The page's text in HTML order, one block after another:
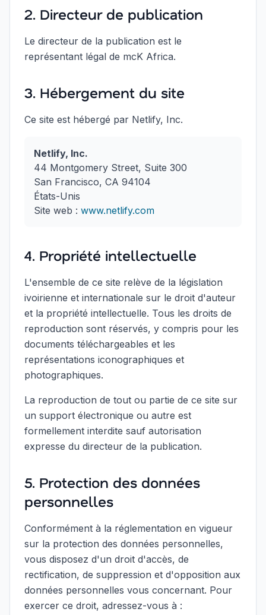
2. Directeur de publication
Le directeur de la publication est le
représentant légal de mcK Africa.
3. Hébergement du site
Ce site est hébergé par Netlify, Inc.
Netlify, Inc.
44 Montgomery Street, Suite 300
San Francisco, CA 94104
États-Unis
Site web : www.netlify.com
4. Propriété intellectuelle
L'ensemble de ce site relève de la législation
ivoirienne et internationale sur le droit d'auteur
et la propriété intellectuelle. Tous les droits de
reproduction sont réservés, y compris pour les
documents téléchargeables et les
représentations iconographiques et
photographiques.
La reproduction de tout ou partie de ce site sur
un support électronique ou autre est
formellement interdite sauf autorisation
expresse du directeur de la publication.
5. Protection des données
personnelles
Conformément à la réglementation en vigueur
sur la protection des données personnelles,
vous disposez d'un droit d'accès, de
rectification, de suppression et d'opposition aux
données personnelles vous concernant. Pour
exercer ce droit, adressez-vous à :